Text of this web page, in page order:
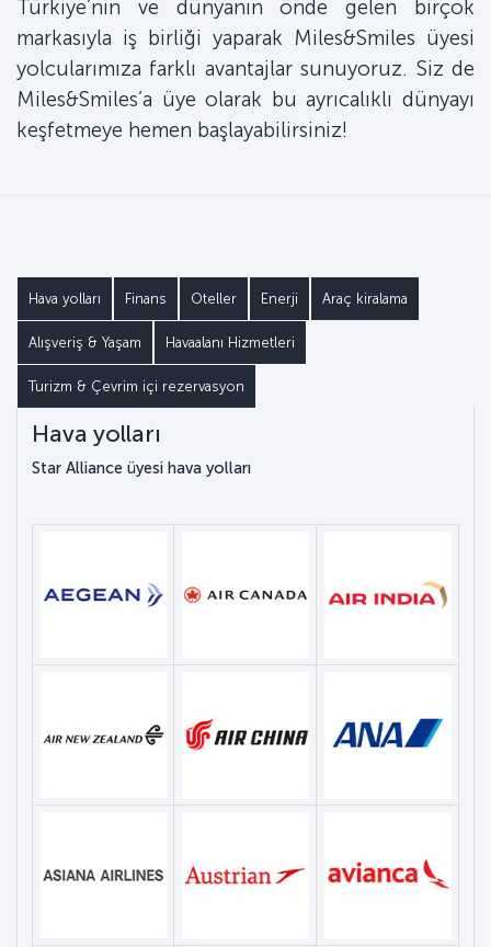
Türkiye’nin ve dünyanın önde gelen birçok
markasıyla iş birliği yaparak Miles&Smiles üyesi
yolcularımıza farklı avantajlar sunuyoruz. Siz de
Miles&Smiles’a üye olarak bu ayrıcalıklı dünyayı
keşfetmeye hemen başlayabilirsiniz!
Hava yolları Finans Oteller Enerji Araç kiralama
Alışveriş & Yaşam Havaalanı Hizmetleri
Turizm & Çevrim içi rezervasyon
Hava yolları
Star Alliance üyesi hava yolları